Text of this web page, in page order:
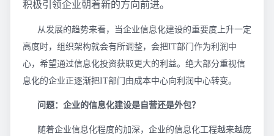
积极引领企业朝着新的方向前进。
从发展的趋势来看，当企业信息化建设的重要度上升一定
高度时，组织架构就会有所调整，会把IT部门作为利润中
心，希望通过信息化投资获取更大的利益。绝大部分重视信
息化的企业正逐渐把IT部门由成本中心向利润中心转变。
问题：企业的信息化建设是自营还是外包？
随着企业信息化程度的加深，企业的信息化工程越来越庞